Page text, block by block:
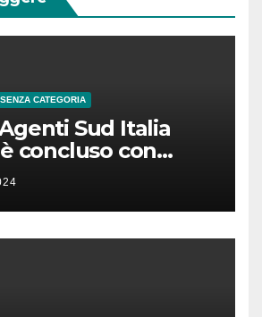
SENZA CATEGORIA
Sud Italia
concluso con